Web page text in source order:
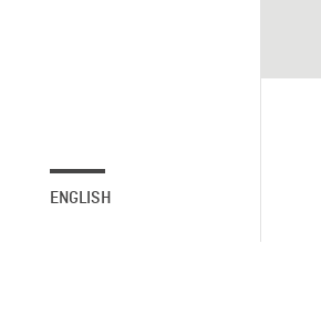
ENGLISH